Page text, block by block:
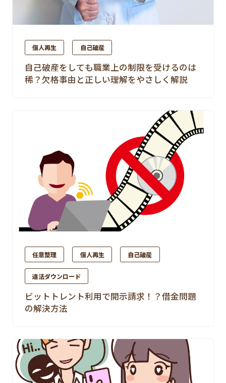
個人再生 自己破産
自己破産をしても職業上の制限を受けるのは
稀？欠格事由と正しい理解をやさしく解説
任意整理 個人再生 自己破産
違法ダウンロード
ビットトレント利用で開示請求！？借金問題
の解決方法